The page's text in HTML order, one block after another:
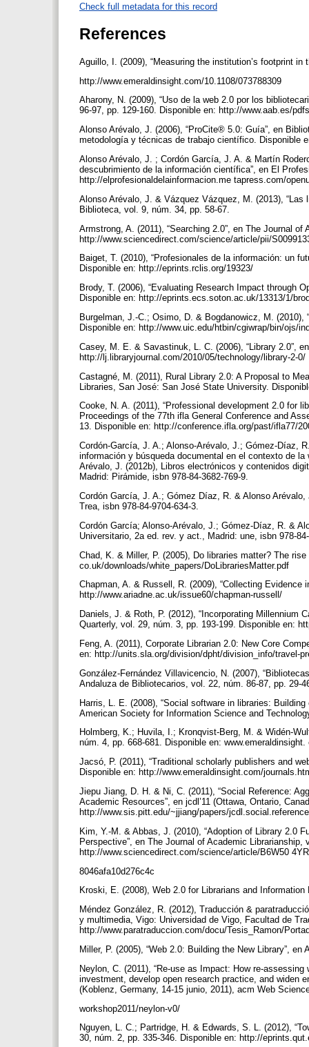
Check full metadata for this record
References
Aguillo, I. (2009), “Measuring the institution’s footprint
http://www.emeraldinsight.com/10.1108/073788309
Aharony, N. (2009), “Uso de la web 2.0 por los
96-97, pp. 129-160. Disponible en: http://www.aab.es/
Alonso Arévalo, J. (2006), “ProCite® 5.0: Guía”, en
metodología y técnicas de trabajo científico. Disponible
Alonso Arévalo, J. ; Cordón García, J. A. & Martín
descubrimiento de la información científica”, en El
http://elprofesionaldelainformacion.me tapress.com/
Alonso Arévalo, J. & Vázquez Vázquez, M. (2013),
Biblioteca, vol. 9, núm. 34, pp. 58-67.
Armstrong, A. (2011), “Searching 2.0”, en The Journal
http://www.sciencedirect.com/science/article/pii/
Baiget, T. (2010), “Profesionales de la información: un
Disponible en: http://eprints.rclis.org/19323/
Brody, T. (2006), “Evaluating Research Impact through
Disponible en: http://eprints.ecs.soton.ac.uk/13313/1/
Burgelman, J.-C.; Osimo, D. & Bogdanowicz, M.
Disponible en: http://www.uic.edu/htbin/cgiwrap/bin/ojs/
Casey, M. E. & Savastinuk, L. C. (2006), “Library 2.0”,
http://lj.libraryjournal.com/2010/05/technology/library-2-0/
Castagné, M. (2011), Rural Library 2.0: A Proposal to
Libraries, San José: San José State University.
Cooke, N. A. (2011), “Professional development 2.0 for
Proceedings of the 77th ifla General Conference and
13. Disponible en: http://conference.ifla.org/past/ifla77/
Cordón-García, J. A.; Alonso-Arévalo, J.; Gómez-Díaz,
información y búsqueda documental en el contexto de
Arévalo, J. (2012b), Libros electrónicos y contenidos
Madrid: Pirámide, isbn 978-84-3682-769-9.
Cordón García, J. A.; Gómez Díaz, R. & Alonso
Trea, isbn 978-84-9704-634-3.
Cordón García; Alonso-Arévalo, J.; Gómez-Díaz, R. &
Universitario, 2a ed. rev. y act., Madrid: une, isbn 978-
Chad, K. & Miller, P. (2005), Do libraries matter? The
co.uk/downloads/white_papers/DoLibrariesMatter.pdf
Chapman, A. & Russell, R. (2009), “Collecting Evidence
http://www.ariadne.ac.uk/issue60/chapman-russell/
Daniels, J. & Roth, P. (2012), “Incorporating Millennium
Quarterly, vol. 29, núm. 3, pp. 193-199. Disponible en:
Feng, A. (2011), Corporate Librarian 2.0: New Core
en: http://units.sla.org/division/dpht/division_info/travel-
González-Fernández Villavicencio, N. (2007),
Andaluza de Bibliotecarios, vol. 22, núm. 86-87, pp. 29-
Harris, L. E. (2008), “Social software in libraries:
American Society for Information Science and
Holmberg, K.; Huvila, I.; Kronqvist-Berg, M. & Widén-
núm. 4, pp. 668-681. Disponible en:
Jacsó, P. (2011), “Traditional scholarly publishers and
Disponible en: http://www.emeraldinsight.com/
Jiepu Jiang, D. H. & Ni, C. (2011), “Social Reference:
Academic Resources”, en jcdl’11 (Ottawa, Ontario,
http://www.sis.pitt.edu/~jjiang/papers/
Kim, Y.-M. & Abbas, J. (2010), “Adoption of Library 2.0
Perspective”, en The Journal of Academic
http://www.sciencedirect.com/science/article/B6W50
8046afa10d276c4c
Kroski, E. (2008), Web 2.0 for Librarians and
Méndez González, R. (2012), Traducción &
y multimedia, Vigo: Universidad de Vigo, Facultad de
http://www.paratraduccion.com/docu/Tesis_Ramon/
Miller, P. (2005), “Web 2.0: Building the New Library”,
Neylon, C. (2011), “Re-use as Impact: How re-
investment, develop open research practice, and widen
(Koblenz, Germany, 14-15 junio, 2011), acm Web
workshop2011/neylon-v0/
Nguyen, L. C.; Partridge, H. & Edwards, S. L. (2012),
30, núm. 2, pp. 335-346. Disponible en: http://